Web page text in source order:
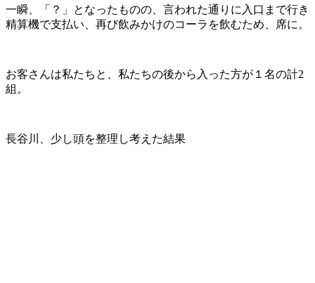
一瞬、「？」となったものの、言われた通りに入口まで行き
精算機で支払い、再び飲みかけのコーラを飲むため、席に。
お客さんは私たちと、私たちの後から入った方が１名の計2
組。
長谷川、少し頭を整理し考えた結果